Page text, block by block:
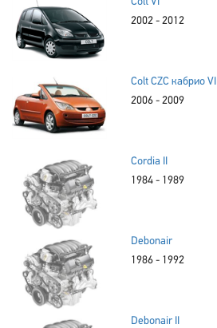
2002 - 2012
Colt CZC кабрио VI
2006 - 2009
Cordia II
1984 - 1989
Debonair
1986 - 1992
Debonair II